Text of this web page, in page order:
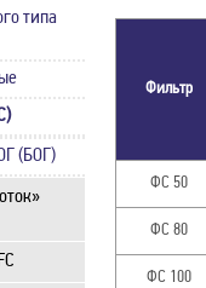
типа
(БОГ)
Фильтр
ФС 50
ФС 80
ФС 100